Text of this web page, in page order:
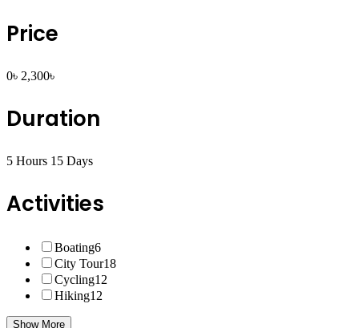
Price
0৳ 2,300৳
Duration
5 Hours 15 Days
Activities
Boating6
City Tour18
Cycling12
Hiking12
Show More